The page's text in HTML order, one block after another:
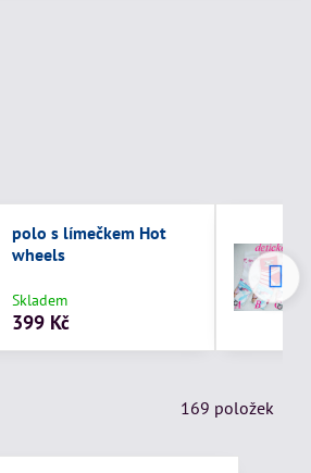
polo s límečkem Hot
wheels
Skladem
399 Kč
169 položek